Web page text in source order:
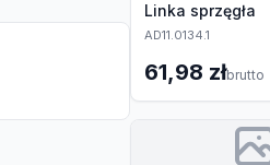
Linka sprzęgła
AD11.0134.1
61,98 złbrutto